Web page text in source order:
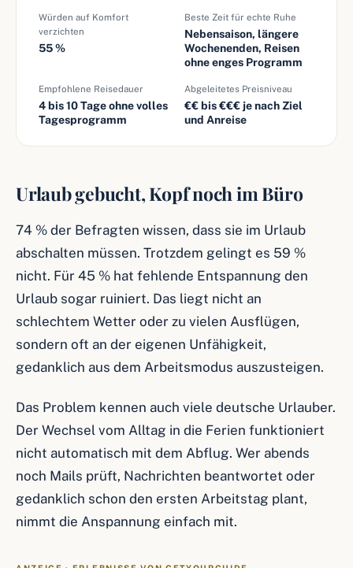
Würden auf Komfort
verzichten
55 %
Beste Zeit für echte Ruhe
Nebensaison, längere
Wochenenden, Reisen
ohne enges Programm
Empfohlene Reisedauer
4 bis 10 Tage ohne volles
Tagesprogramm
Abgeleitetes Preisniveau
€€ bis €€€ je nach Ziel
und Anreise
Urlaub gebucht, Kopf noch im Büro
74 % der Befragten wissen, dass sie im Urlaub
abschalten müssen. Trotzdem gelingt es 59 %
nicht. Für 45 % hat fehlende Entspannung den
Urlaub sogar ruiniert. Das liegt nicht an
schlechtem Wetter oder zu vielen Ausflügen,
sondern oft an der eigenen Unfähigkeit,
gedanklich aus dem Arbeitsmodus auszusteigen.
Das Problem kennen auch viele deutsche Urlauber.
Der Wechsel vom Alltag in die Ferien funktioniert
nicht automatisch mit dem Abflug. Wer abends
noch Mails prüft, Nachrichten beantwortet oder
gedanklich schon den ersten Arbeitstag plant,
nimmt die Anspannung einfach mit.